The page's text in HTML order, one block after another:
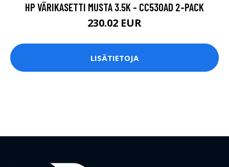
HP VÄRIKASETTI MUSTA 3.5K - CC530AD 2-PACK
230.02 EUR
LISÄTIETOJA